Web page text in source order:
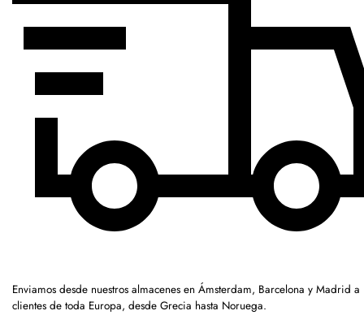
Enviamos desde nuestros almacenes en Ámsterdam, Barcelona y Madrid a
clientes de toda Europa, desde Grecia hasta Noruega.